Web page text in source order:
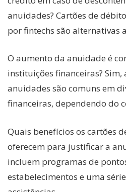
anuidades? Cartões de
por fintechs são alternativas
O aumento da anuidade é
instituições financeiras?
anuidades são comuns em
financeiras, dependendo do
Quais benefícios os cartões
oferecem para justificar a
incluem programas de
estabelecimentos e uma